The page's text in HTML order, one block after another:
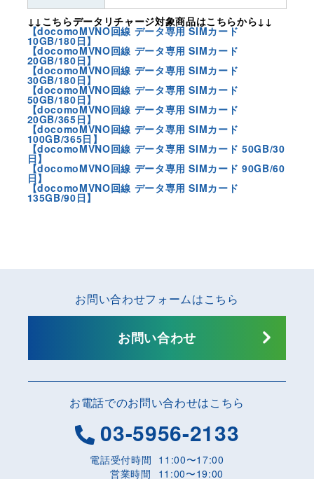
↓↓こちらデータリチャージ対象商品はこちらから↓↓
【docomoMVNO回線 データ専用 SIMカード
10GB/180日】
【docomoMVNO回線 データ専用 SIMカード
20GB/180日】
【docomoMVNO回線 データ専用 SIMカード
30GB/180日】
【docomoMVNO回線 データ専用 SIMカード
50GB/180日】
【docomoMVNO回線 データ専用 SIMカード
20GB/365日】
【docomoMVNO回線 データ専用 SIMカード
100GB/365日】
【docomoMVNO回線 データ専用 SIMカード 50GB/30
日】
【docomoMVNO回線 データ専用 SIMカード 90GB/60
日】
【docomoMVNO回線 データ専用 SIMカード
135GB/90日】
お電話でのお問い合わせはこちら
03-5956-2133
電話受付時間 11:00〜17:00
営業時間
11:00〜19:00
お問い合わせフォームはこちら
お問い合わせ